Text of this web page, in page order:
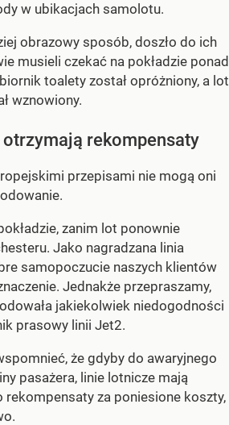
w ubikacjach samolotu.
obrazowy sposób, doszło do ich
musieli czekać na pokładzie ponad
toalety został opróżniony, a lot
wznowiony.
rekompensaty
przepisami nie mogą oni
zanim lot ponownie
Jako nagradzana linia
samopoczucie naszych klientów
Jednakże przepraszamy,
jakiekolwiek niedogodności
prasowy linii Jet2.
że gdyby do awaryjnego
pasażera, linie lotnicze mają
rekompensaty za poniesione koszty,